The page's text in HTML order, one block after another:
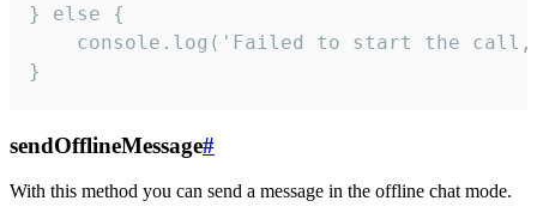
} else {
console.log('Failed to start the
}
sendOfflineMessage#
With this method you can send a message in the offline chat mode.